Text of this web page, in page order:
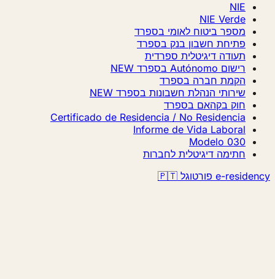
NIE
NIE Verde
מספר ביטוח לאומי בספרד
פתיחת חשבון בנק בספרד
תעודה דיגיטלית ספרדית
רישום Autónomo בספרד
NEW
הקמת חברה בספרד
שירותי הנהלת חשבונות בספרד NEW
חוק בקהאם בספרד
Certificado de Residencia / No Residencia
Informe de Vida Laboral
Modelo 030
חתימה דיגיטלית לחברות
e-residency פורטוגל 🇵🇹